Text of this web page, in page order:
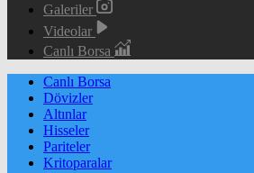
Galeriler
Videolar
Canlı Borsa
Canlı Borsa
Dövizler
Altınlar
Hisseler
Pariteler
Kritoparalar